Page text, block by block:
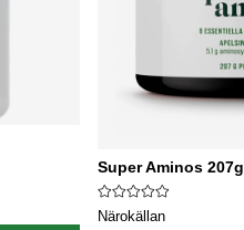
Super Aminos 207g
Närokällan